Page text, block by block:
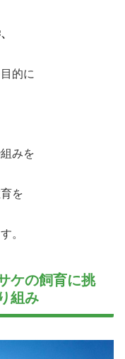
的に
みを
を
。
ケの飼育に挑
組み